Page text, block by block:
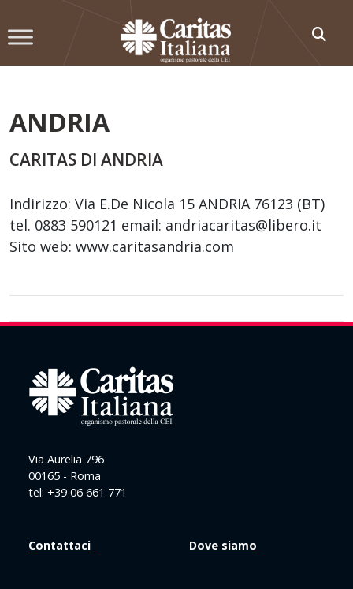
to
ANDRIA
CARITAS DI ANDRIA
Indirizzo: Via E.De Nicola 15 ANDRIA 76123 (BT)
tel. 0883 590121 email: andriacaritas@libero.it
Sito web: www.caritasandria.com
Via Aurelia 796
00165 - Roma
tel: +39 06 661 771
Contattaci Dove siamo